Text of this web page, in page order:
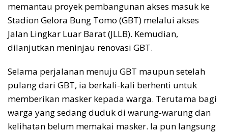
memantau proyek pembangunan akses masuk ke
Stadion Gelora Bung Tomo (GBT) melalui akses
Jalan Lingkar Luar Barat (JLLB). Kemudian,
dilanjutkan meninjau renovasi GBT.
Selama perjalanan menuju GBT maupun setelah
pulang dari GBT, ia berkali-kali berhenti untuk
memberikan masker kepada warga. Terutama bagi
warga yang sedang duduk di warung-warung dan
kelihatan belum memakai masker. Ia pun langsung